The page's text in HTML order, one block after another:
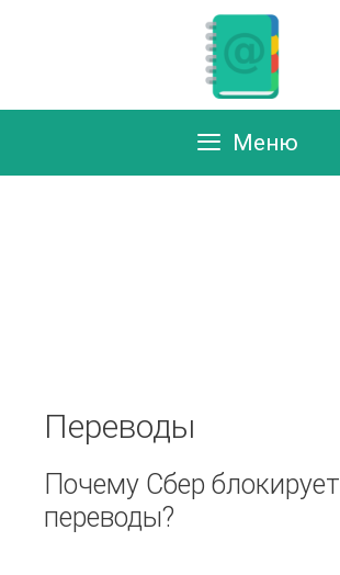
Меню
Переводы
Почему Сбер блокирует
переводы?